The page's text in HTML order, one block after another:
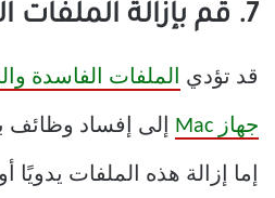
7. قم بإزالة الملفات الزائفة من MAC
قد تؤدي الملفات الفاسدة
جهاز Mac
إما إزالة هذه الملفات يدويًا